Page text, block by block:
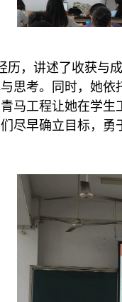
历，讲述了收获与
思考。同时，她
马工程让她在学
尽早确立目标，